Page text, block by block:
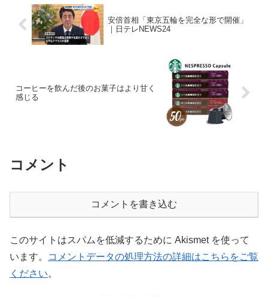
安倍首相「東京五輪を完全な形で開催」
｜日テレNEWS24
コーヒーを飲んだ後のお菓子はより甘く
感じる
コメント
コメントを書き込む
このサイトはスパムを低減するために Akismet を使って
います。
コメントデータの処理方法の詳細はこちらをご覧
ください。